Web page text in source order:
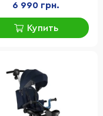
6 990 грн.
Купить